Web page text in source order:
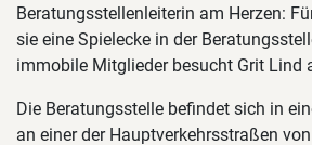
Beratungsstellenleiterin am Herzen:
sie eine Spielecke in der
immobile Mitglieder besucht Grit Lind
Die Beratungsstelle befindet sich in
an einer der Hauptverkehrsstraßen